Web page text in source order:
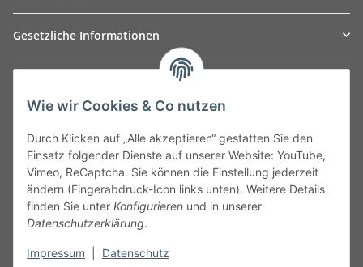
Gesetzliche Informationen
Leibnizstraße 2a
Germany
Phone:+49 40 5287270
Fax:+49 40 5281050
Email:sales@tow-automotive.de
Wie wir Cookies & Co nutzen
Durch Klicken auf „Alle akzeptieren“ gestatten Sie den
Einsatz folgender Dienste auf unserer Website: YouTube,
Vimeo, ReCaptcha. Sie können die Einstellung jederzeit
ändern (Fingerabdruck-Icon links unten). Weitere Details
finden Sie unter Konfigurieren und in unserer
Datenschutzerklärung.
Impressum Datenschutz